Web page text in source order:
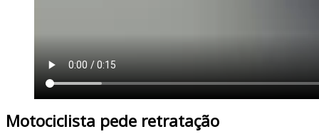
Motociclista pede retratação